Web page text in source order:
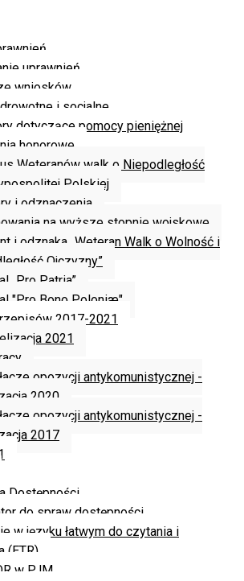
uprawnień
wniosków
i socjalne
dotyczące pomocy pieniężnej
honorowe
Weteranów walk o Niepodległość
Polskiej
i odznaczenia
na wyższe stopnie wojskowe
i odznaka „Weteran Walk o Wolność i
Ojczyzny”
„Pro Patria”
"Pro Bono Poloniæ"
2017-2021
2021
opozycji antykomunistycznej -
2020
opozycji antykomunistycznej -
2017
Dostępności
do spraw dostępności
w języku łatwym do czytania i
(ETR)
w PJM